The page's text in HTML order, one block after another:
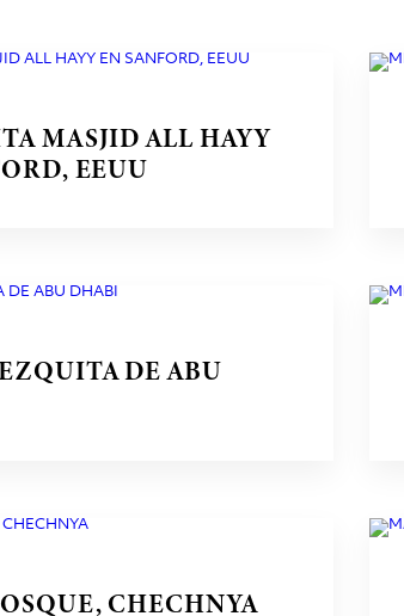
MASJID ALL HAYY
EEUU
DE ABU
CHECHNYA